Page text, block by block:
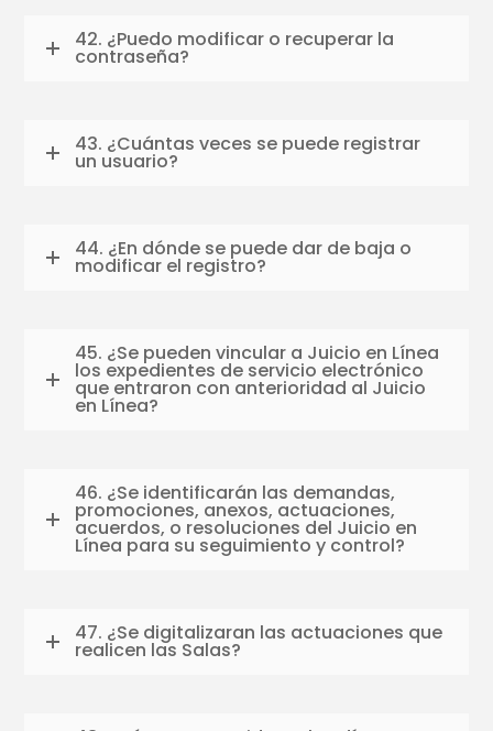
42. ¿Puedo modificar o recuperar la
contraseña?
43. ¿Cuántas veces se puede registrar
un usuario?
44. ¿En dónde se puede dar de baja o
modificar el registro?
45. ¿Se pueden vincular a Juicio en Línea
los expedientes de servicio electrónico
que entraron con anterioridad al Juicio
en Línea?
46. ¿Se identificarán las demandas,
promociones, anexos, actuaciones,
acuerdos, o resoluciones del Juicio en
Línea para su seguimiento y control?
47. ¿Se digitalizaran las actuaciones que
realicen las Salas?